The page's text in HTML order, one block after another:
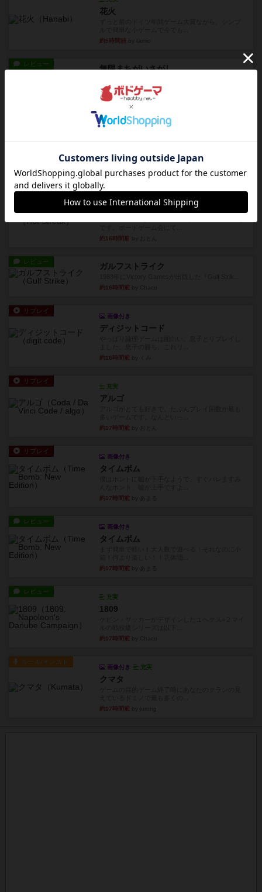
花火
約5時間前
レビュー 無限まちがいさがし
り、そのうち3つ選んで、同...
約7時間前by ジェイとと
くさん出てるからどれをプレ...
約9時間前 by おーちゃん
レビュー
約16時間前
レビュー ガルフストライク
約16時間前
リプレイ
画像付き
ディジットコード
約16時間前
リプレイ
充実
アルゴ
約17時間前
リプレイ
画像付き
タイムボム
約17時間前
レビュー
画像付き
タイムボム
約17時間前
レビュー
充実
1809
約17時間前
ルール/インスト
画像付き 充実
クマタ
約17時間前